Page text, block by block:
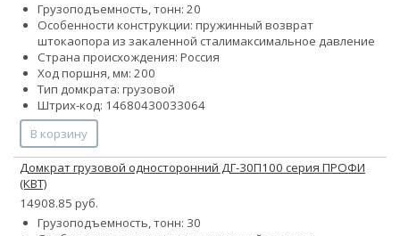
Грузоподъемность, тонн: 20
Особенности конструкции: пружинный возврат
штокаопора из закаленной сталимаксимальное давление
Страна происхождения: Россия
Ход поршня, мм: 200
Тип домкрата: грузовой
Штрих-код: 14680430033064
В корзину
Домкрат грузовой односторонний ДГ-30П100 серия ПРОФИ
(КВТ)
14908.85 руб.
Грузоподъемность, тонн: 30